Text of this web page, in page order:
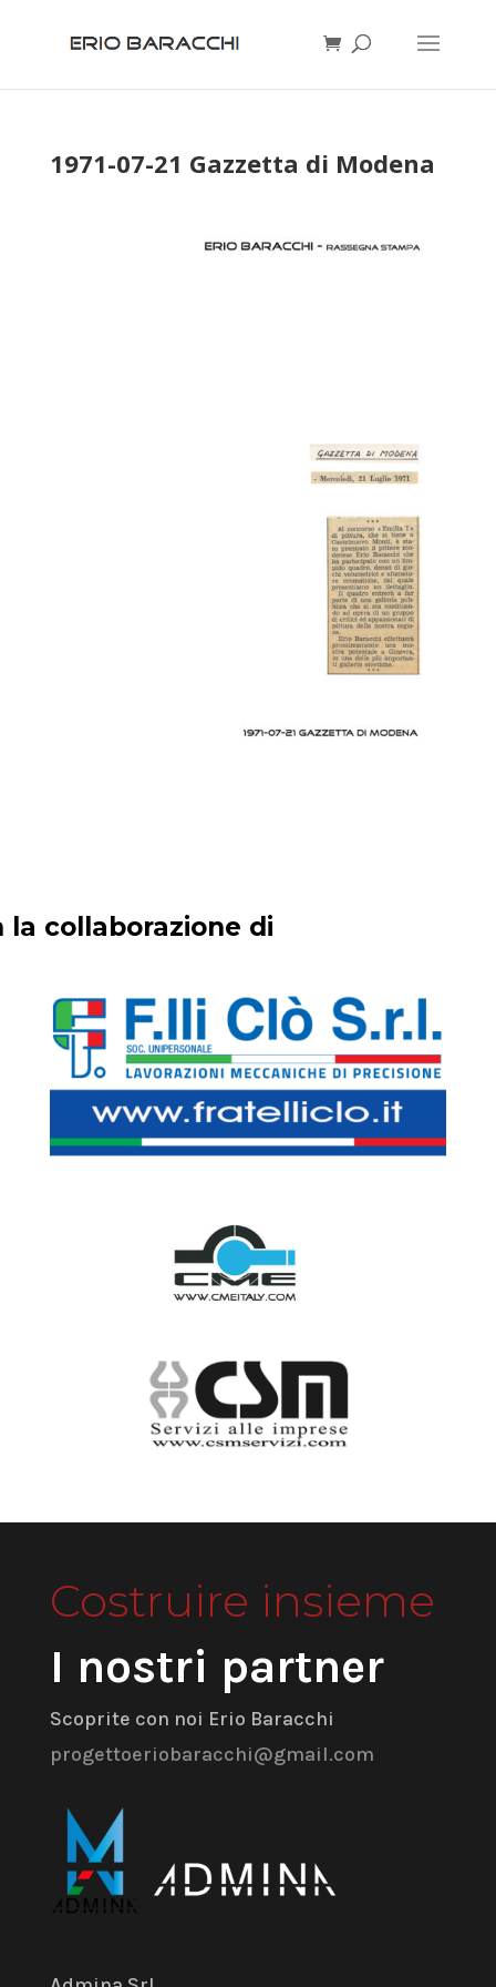
1971-07-21 Gazzetta di Modena
la collaborazione di
Costruire insieme
I nostri partner
Scoprite con noi Erio Baracchi
progettoeriobaracchi@gmail.com